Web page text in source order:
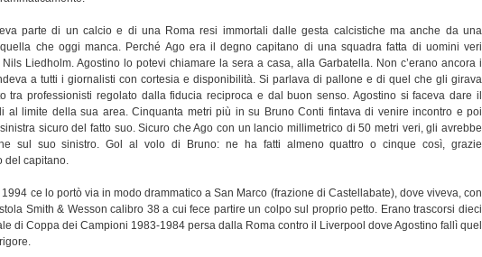
parte di un calcio e di una Roma resi immortali dalle gesta calcistiche ma anche da una
che oggi manca. Perché Ago era il degno capitano di una squadra fatta di uomini veri
Liedholm. Agostino lo potevi chiamare la sera a casa, alla Garbatella. Non c’erano ancora i
a tutti i giornalisti con cortesia e disponibilità. Si parlava di pallone e di quel che gli girava
tra professionisti regolato dalla fiducia reciproca e dal buon senso. Agostino si faceva dare il
al limite della sua area. Cinquanta metri più in su Bruno Conti fintava di venire incontro e poi
sicuro del fatto suo. Sicuro che Ago con un lancio millimetrico di 50 metri veri, gli avrebbe
sul suo sinistro. Gol al volo di Bruno: ne ha fatti almeno quattro o cinque così, grazie
del capitano.
ce lo portò via in modo drammatico a San Marco (frazione di Castellabate), dove viveva, con
Smith & Wesson calibro 38 a cui fece partire un colpo sul proprio petto. Erano trascorsi dieci
di Coppa dei Campioni 1983-1984 persa dalla Roma contro il Liverpool dove Agostino fallì quel